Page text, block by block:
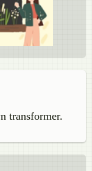
transformer.